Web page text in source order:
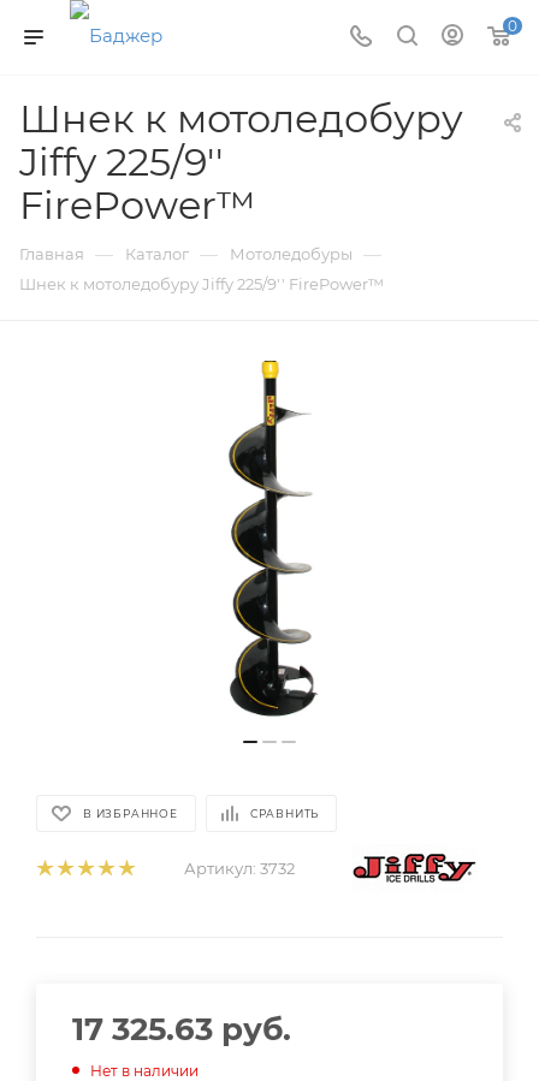
0
Шнек к мотоледобуру
Jiffy 225/9''
FirePower™
Главная — Каталог — Мотоледобуры —
Шнек к мотоледобуру Jiffy 225/9'' FirePower™
В ИЗБРАННОЕ СРАВНИТЬ
Артикул: 3732
17 325.63 руб.
Нет в наличии